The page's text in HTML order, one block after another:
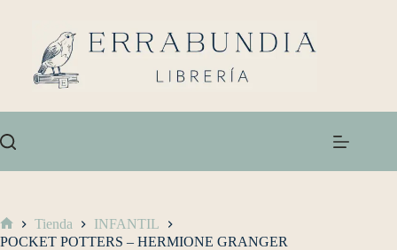
Tienda
INFANTIL
POCKET POTTERS – HERMIONE GRANGER